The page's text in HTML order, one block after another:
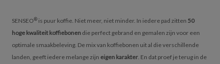
SENSEO® is puur koffie. Niet meer, niet minder. In iedere pad zitten 50
hoge kwaliteit koffiebonen die perfect gebrand en gemalen zijn voor een
optimale smaakbeleving. De mix van koffiebonen uit al die verschillende
landen, geeft iedere melange zijn eigen karakter. En dat proef je terug in de